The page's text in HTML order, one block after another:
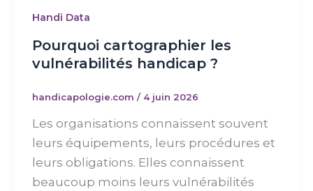
Handi Data
Pourquoi cartographier les
vulnérabilités handicap ?
handicapologie.com / 4 juin 2026
Les organisations connaissent souvent
leurs équipements, leurs procédures et
leurs obligations. Elles connaissent
beaucoup moins leurs vulnérabilités